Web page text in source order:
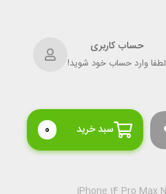
حساب کاربری
لطفا وارد حساب خود شوید!
سبد خرید 0